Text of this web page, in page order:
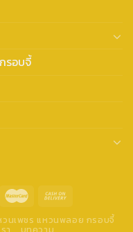
รอบจี้
วนเพชร แหวนพลอย กรอบจี้